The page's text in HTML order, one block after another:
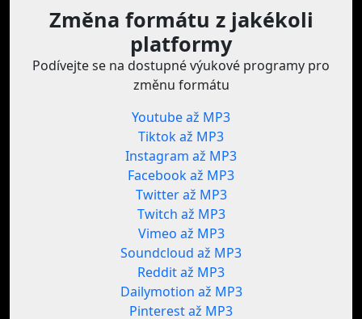
Změna formátu z jakékoli
platformy
Podívejte se na dostupné výukové programy pro
změnu formátu
Youtube až MP3
Tiktok až MP3
Instagram až MP3
Facebook až MP3
Twitter až MP3
Twitch až MP3
Vimeo až MP3
Soundcloud až MP3
Reddit až MP3
Dailymotion až MP3
Pinterest až MP3